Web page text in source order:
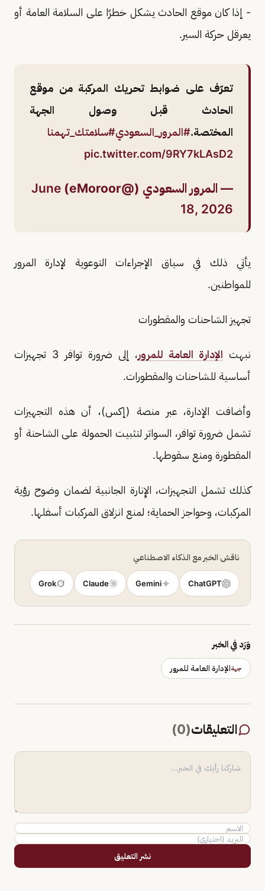
- إذا كان موقع الحادث يشكل خطرًا على السلامة العامة أو
يعرقل حركة السير.
تعرّف على ضوابط تحريك المركبة من موقع
الحادث قبل وصول الجهة
المختصة.#المرور_السعودي#سلامتك_تهمنا
pic.twitter.com/9RY7kLAsD2
— المرور السعودي (@eMoroor)
June
18, 2026
يأتي ذلك في سياق الإجراءات التوعوية لإدارة المرور
للمواطنين.
تجهيز الشاحنات والمقطورات
نبهت الإدارة العامة للمرور
، إلى ضرورة توافر 3 تجهيزات
أساسية للشاحنات والمقطورات.
وأضافت الإدارة، عبر منصة (إكس)، أن هذه التجهيزات
تشمل ضرورة توافر، السواتر لتثبيت الحمولة على الشاحنة أو
المقطورة ومنع سقوطها.
كذلك تشمل التجهيزات، الإِنارة الجانبية لضمان وضوح رؤية
المركبات، وحواجز الحماية؛ لمنع انزلاق المركبات أسفلها.
ناقش الخبر مع الذكاء الاصطناعي
ChatGPT
Gemini
Claude
Grok
وَرَد في الخبر
جهةالإدارة العامة للمرور
التعليقات(
0
)
نشر التعليق